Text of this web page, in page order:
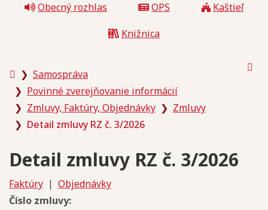
Obecný rozhlas
OPS
Kaštieľ
Knižnica
Úvodná
stránka
Samospráva
Povinné zverejňovanie informácií
Zmluvy, Faktúry, Objednávky
Zmluvy
Detail zmluvy RZ č. 3/2026
Detail zmluvy RZ č. 3/2026
Faktúry | Objednávky
Číslo zmluvy: